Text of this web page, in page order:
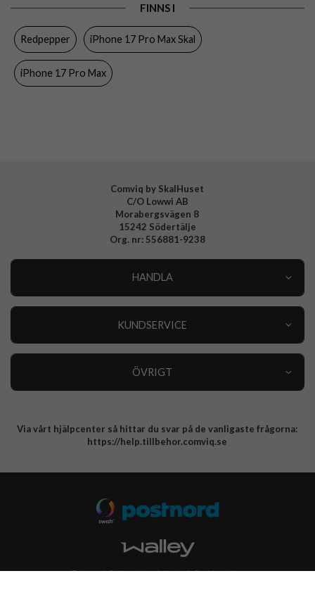
Inbyggt skärmskydd, Vattentålig
Färg Genomskinlig, Svart
Hårdplast (PC), Mjukplast (TPU), Plastfilm
Varumärke
FINNS I
Redpepper iPhone 17 Pro Max Skal
iPhone 17 Pro Max
Comviq by SkalHuset
C/O Lowwi AB
Morabergsvägen 8
15242 Södertälje
Org. nr: 556881-9238
HANDLA
KUNDSERVICE
ÖVRIGT
Integritetspolicy
Via vårt hjälpcenter så hittar du svar på de vanligaste frågorna:
https://help.tillbehor.comviq.se